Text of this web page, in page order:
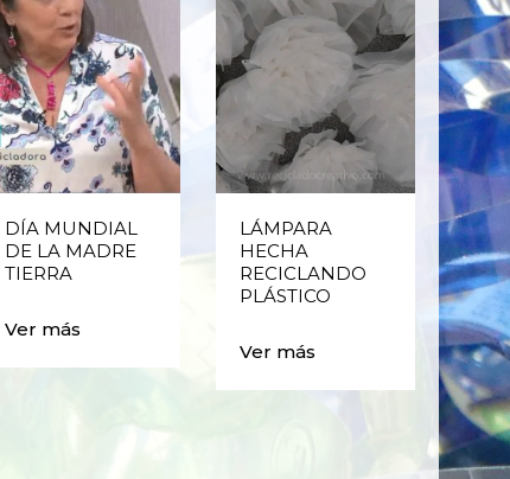
DÍA MUNDIAL
DE LA MADRE
TIERRA
Ver más
LÁMPARA
HECHA
RECICLANDO
PLÁSTICO
Ver más